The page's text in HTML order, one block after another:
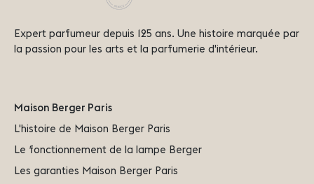
Expert parfumeur depuis 125 ans. Une histoire marquée par
la passion pour les arts et la parfumerie d'intérieur.
Maison Berger Paris
L'histoire de Maison Berger Paris
Le fonctionnement de la lampe Berger
Les garanties Maison Berger Paris